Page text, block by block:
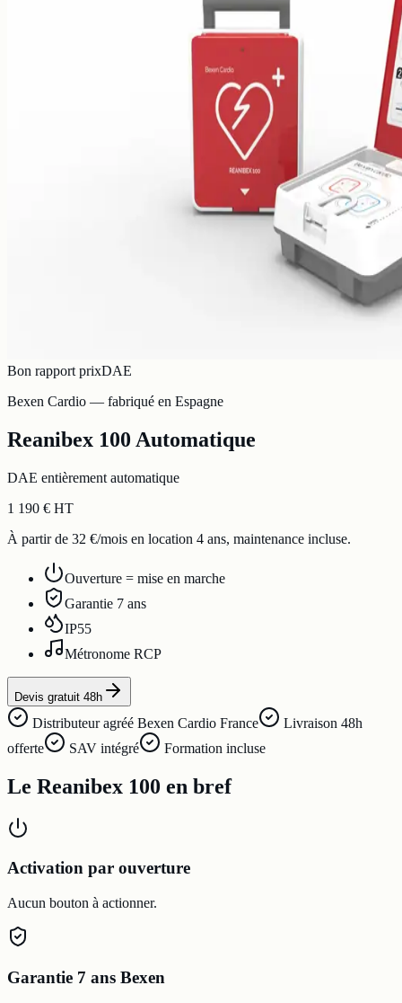
Bon rapport prixDAE
Bexen Cardio — fabriqué en Espagne
Reanibex 100 Automatique
DAE entièrement automatique
1 190 € HT
À partir de 32 €/mois en location 4 ans, maintenance incluse.
Ouverture = mise en marche
Garantie 7 ans
IP55
Métronome RCP
Devis gratuit 48h
Distributeur agréé Bexen Cardio France
Livraison 48h
offerte
SAV intégré Formation incluse
Le Reanibex 100 en bref
Activation par ouverture
Aucun bouton à actionner.
Garantie 7 ans Bexen